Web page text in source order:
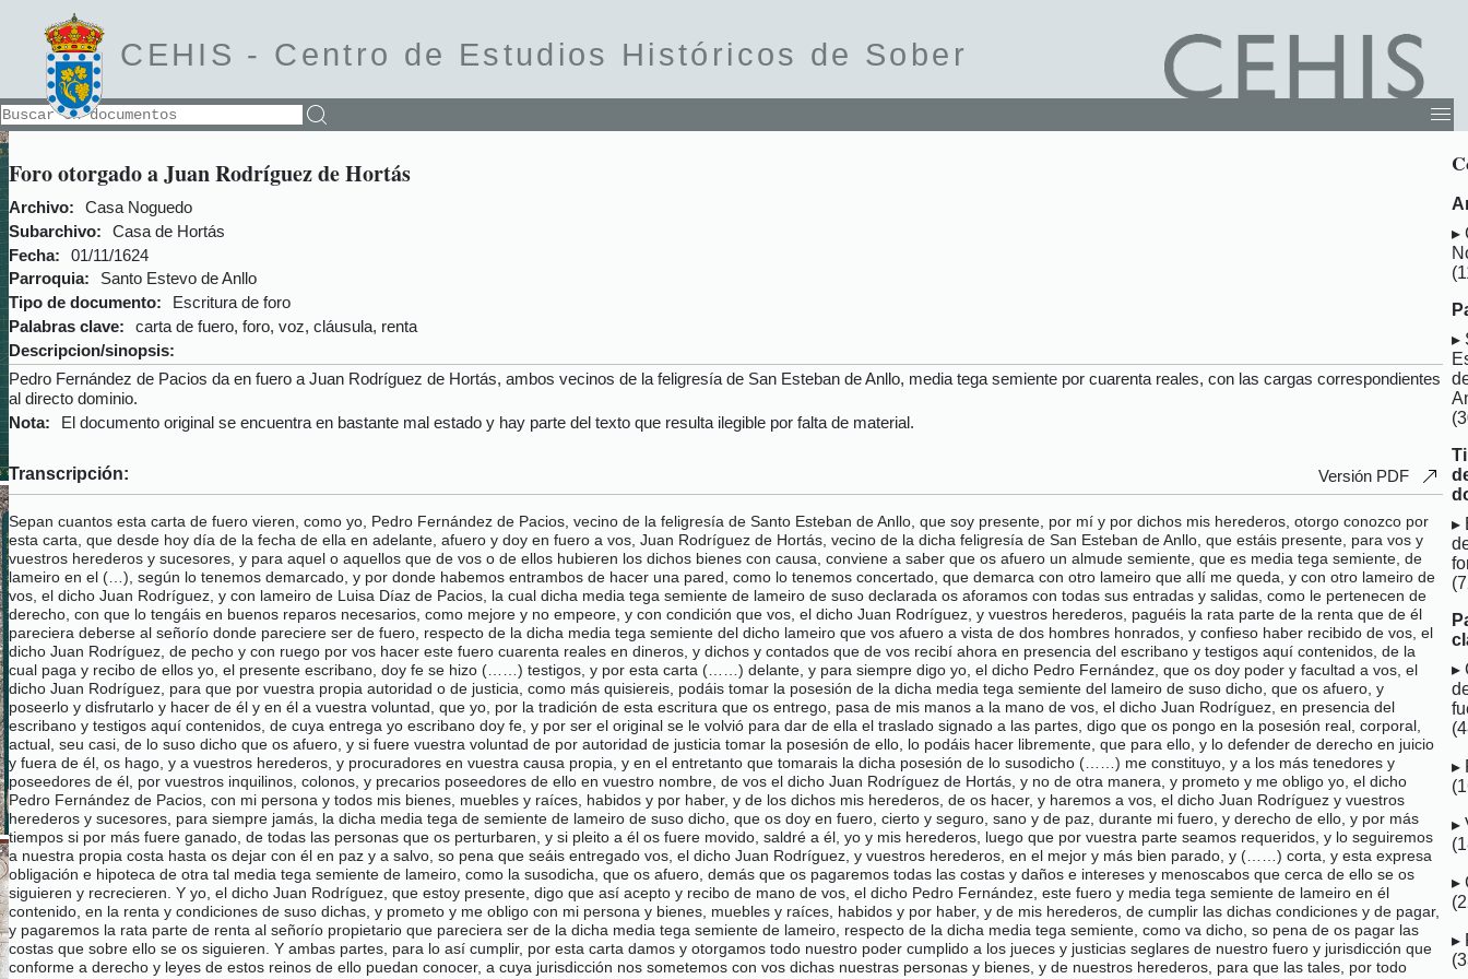
CEHIS - Centro de Estudios Históricos de Sober
Foro otorgado a Juan Rodríguez de Hortás
Archivo:
Casa Noguedo
Subarchivo:
Casa de Hortás
Fecha:
01/11/1624
Parroquia:
Santo Estevo de Anllo
Tipo de documento:
Escritura de foro
Palabras clave:
carta de fuero, foro, voz, cláusula, renta
Descripcion/sinopsis:
Pedro Fernández de Pacios da en fuero a Juan Rodríguez de Hortás, ambos vecinos de la feligresía de San Esteban de Anllo, media tega semiente por cuarenta reales, con las cargas correspondientes
al directo dominio.
Nota:
El documento original se encuentra en bastante mal estado y hay parte del texto que resulta ilegible por falta de material.
Transcripción: Versión PDF
Sepan cuantos esta carta de fuero vieren, como yo, Pedro Fernández de Pacios, vecino de la feligresía de Santo Esteban de Anllo, que soy presente, por mí y por dichos mis herederos, otorgo conozco por
esta carta, que desde hoy día de la fecha de ella en adelante, afuero y doy en fuero a vos, Juan Rodríguez de Hortás, vecino de la dicha feligresía de San Esteban de Anllo, que estáis presente, para vos y
vuestros herederos y sucesores, y para aquel o aquellos que de vos o de ellos hubieren los dichos bienes con causa, conviene a saber que os afuero un almude semiente, que es media tega semiente, de
lameiro en el (…), según lo tenemos demarcado, y por donde habemos entrambos de hacer una pared, como lo tenemos concertado, que demarca con otro lameiro que allí me queda, y con otro lameiro de
vos, el dicho Juan Rodríguez, y con lameiro de Luisa Díaz de Pacios, la cual dicha media tega semiente de lameiro de suso declarada os aforamos con todas sus entradas y salidas, como le pertenecen de
derecho, con que lo tengáis en buenos reparos necesarios, como mejore y no empeore, y con condición que vos, el dicho Juan Rodríguez, y vuestros herederos, paguéis la rata parte de la renta que de él
pareciera deberse al señorío donde pareciere ser de fuero, respecto de la dicha media tega semiente del dicho lameiro que vos afuero a vista de dos hombres honrados, y confieso haber recibido de vos, el
dicho Juan Rodríguez, de pecho y con ruego por vos hacer este fuero cuarenta reales en dineros, y dichos y contados que de vos recibí ahora en presencia del escribano y testigos aquí contenidos, de la
cual paga y recibo de ellos yo, el presente escribano, doy fe se hizo (……) testigos, y por esta carta (……) delante, y para siempre digo yo, el dicho Pedro Fernández, que os doy poder y facultad a vos, el
dicho Juan Rodríguez, para que por vuestra propia autoridad o de justicia, como más quisiereis, podáis tomar la posesión de la dicha media tega semiente del lameiro de suso dicho, que os afuero, y
poseerlo y disfrutarlo y hacer de él y en él a vuestra voluntad, que yo, por la tradición de esta escritura que os entrego, pasa de mis manos a la mano de vos, el dicho Juan Rodríguez, en presencia del
escribano y testigos aquí contenidos, de cuya entrega yo escribano doy fe, y por ser el original se le volvió para dar de ella el traslado signado a las partes, digo que os pongo en la posesión real, corporal,
actual, seu casi, de lo suso dicho que os afuero, y si fuere vuestra voluntad de por autoridad de justicia tomar la posesión de ello, lo podáis hacer libremente, que para ello, y lo defender de derecho en juicio
y fuera de él, os hago, y a vuestros herederos, y procuradores en vuestra causa propia, y en el entretanto que tomarais la dicha posesión de lo susodicho (……) me constituyo, y a los más tenedores y
poseedores de él, por vuestros inquilinos, colonos, y precarios poseedores de ello en vuestro nombre, de vos el dicho Juan Rodríguez de Hortás, y no de otra manera, y prometo y me obligo yo, el dicho
Pedro Fernández de Pacios, con mi persona y todos mis bienes, muebles y raíces, habidos y por haber, y de los dichos mis herederos, de os hacer, y haremos a vos, el dicho Juan Rodríguez y vuestros
herederos y sucesores, para siempre jamás, la dicha media tega de semiente de lameiro de suso dicho, que os doy en fuero, cierto y seguro, sano y de paz, durante mi fuero, y derecho de ello, y por más
tiempos si por más fuere ganado, de todas las personas que os perturbaren, y si pleito a él os fuere movido, saldré a él, yo y mis herederos, luego que por vuestra parte seamos requeridos, y lo seguiremos
a nuestra propia costa hasta os dejar con él en paz y a salvo, so pena que seáis entregado vos, el dicho Juan Rodríguez, y vuestros herederos, en el mejor y más bien parado, y (……) corta, y esta expresa
obligación e hipoteca de otra tal media tega semiente de lameiro, como la susodicha, que os afuero, demás que os pagaremos todas las costas y daños e intereses y menoscabos que cerca de ello se os
siguieren y recrecieren. Y yo, el dicho Juan Rodríguez, que estoy presente, digo que así acepto y recibo de mano de vos, el dicho Pedro Fernández, este fuero y media tega semiente de lameiro en él
contenido, en la renta y condiciones de suso dichas, y prometo y me obligo con mi persona y bienes, muebles y raíces, habidos y por haber, y de mis herederos, de cumplir las dichas condiciones y de pagar,
y pagaremos la rata parte de renta al señorío propietario que pareciera ser de la dicha media tega semiente de lameiro, respecto de la dicha media tega semiente, como va dicho, so pena de os pagar las
costas que sobre ello se os siguieren. Y ambas partes, para lo así cumplir, por esta carta damos y otorgamos todo nuestro poder cumplido a los jueces y justicias seglares de nuestro fuero y jurisdicción que
conforme a derecho y leyes de estos reinos de ello puedan conocer, a cuya jurisdicción nos sometemos con vos dichas nuestras personas y bienes, y de nuestros herederos, para que las tales, por todo